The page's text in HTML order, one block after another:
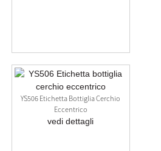
YS506 Etichetta Bottiglia Cerchio
Eccentrico
vedi dettagli